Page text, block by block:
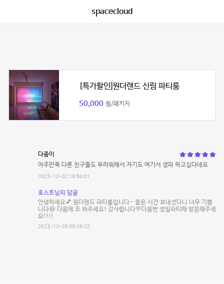
spacecloud
[특가할인]원더랜드 신림 파티룸
50,000 원/패키지
다중이
아주만족 다른 친구들도 부러워해서 자기도 여기서 생파 하고싶다네요
2023-12-02 19:54:01
호스트님의 답글
안녕하세요💕 원더랜드 파티룸입니다~ 좋은 시간 보내셨다니 너무 기쁩
니다😆 다음에 또 와주세요! 감사합니다💚다음번 생일파티때 방문해주세
요!!!!
2023-12-05 00:26:22